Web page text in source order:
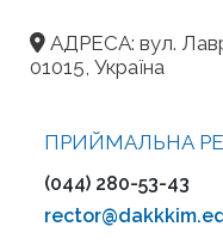
АДРЕСА: вул.
01015, Україна
ПРИЙМАЛЬНА
(044) 280-53-43